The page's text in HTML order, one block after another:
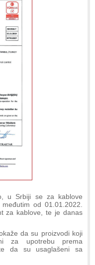
u Srbiji se za kablove
od 01.01.2022.
za kablove, te je danas
da su proizvodi koji
za upotrebu prema
da su usaglašeni sa